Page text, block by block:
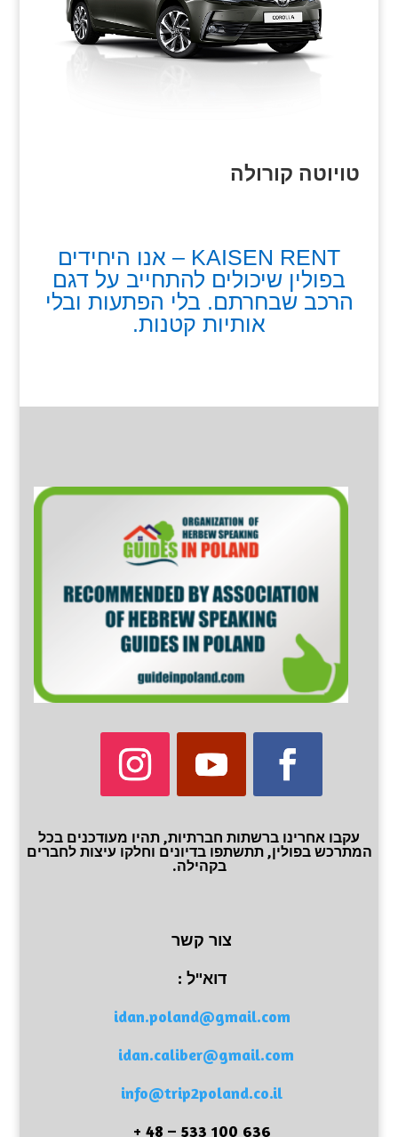
טויוטה קורולה
KAISEN RENT – אנו היחידים
בפולין שיכולים להתחייב על דגם
הרכב שבחרתם. בלי הפתעות ובלי
אותיות קטנות.
עקבו אחרינו ברשתות חברתיות, תהיו מעודכנים בכל
המתרכש בפולין, תתשתפו בדיונים וחלקו עיצות לחברים
בקהילה.
צור קשר
דוא"ל :
idan.poland@gmail.com
idan.caliber@gmail.com
info@trip2poland.co.il
636 100 533 – 48 +